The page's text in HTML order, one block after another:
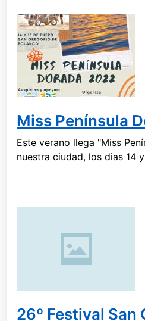
Miss Península
Este verano llega "Miss
nuestra ciudad, los dias 14
26º Festival San